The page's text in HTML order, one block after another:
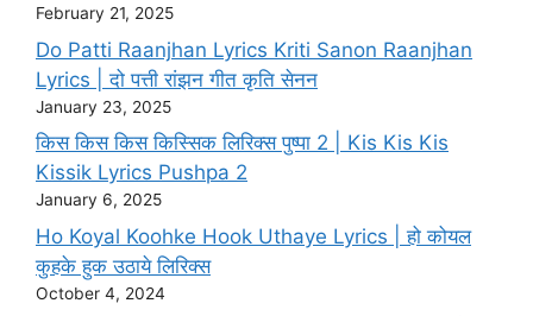
February 21, 2025
Do Patti Raanjhan Lyrics Kriti Sanon Raanjhan
Lyrics | दो पत्ती रांझन गीत कृति सेनन
January 23, 2025
किस किस किस किस्सिक लिरिक्स पुष्पा 2 | Kis Kis Kis
Kissik Lyrics Pushpa 2
January 6, 2025
Ho Koyal Koohke Hook Uthaye Lyrics | हो कोयल
कुहके हुक उठाये लिरिक्स
October 4, 2024